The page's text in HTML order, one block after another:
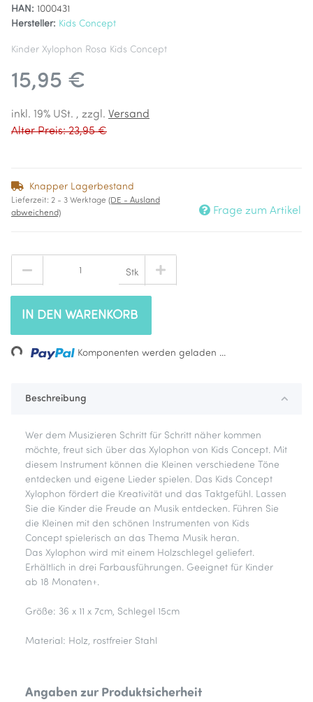
HAN: 1000431
Hersteller: Kids Concept
Kinder Xylophon Rosa Kids Concept
15,95 €
inkl. 19% USt. , zzgl. Versand
Alter Preis: 23,95 €
Knapper Lagerbestand
Lieferzeit: 2 - 3 Werktage (DE - Ausland
abweichend)
Frage zum Artikel
Stk
IN DEN WARENKORB
Komponenten werden geladen ...
Beschreibung
Wer dem Musizieren Schritt für Schritt näher kommen
möchte, freut sich über das Xylophon von Kids Concept. Mit
diesem Instrument können die Kleinen verschiedene Töne
entdecken und eigene Lieder spielen. Das Kids Concept
Xylophon fördert die Kreativität und das Taktgefühl. Lassen
Sie die Kinder die Freude an Musik entdecken. Führen Sie
die Kleinen mit den schönen Instrumenten von Kids
Concept spielerisch an das Thema Musik heran.
Das Xylophon wird mit einem Holzschlegel geliefert.
Erhältlich in drei Farbausführungen. Geeignet für Kinder
ab 18 Monaten+.
Größe: 36 x 11 x 7cm, Schlegel 15cm
Material: Holz, rostfreier Stahl
Angaben zur Produktsicherheit